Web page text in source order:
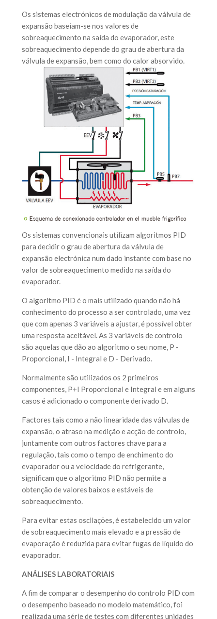
Os sistemas electrónicos de modulação da válvula de
expansão baseiam-se nos valores de
sobreaquecimento na saída do evaporador, este
sobreaquecimento depende do grau de abertura da
válvula de expansão, bem como do calor absorvido.
Os sistemas convencionais utilizam algoritmos PID
para decidir o grau de abertura da válvula de
expansão electrónica num dado instante com base no
valor de sobreaquecimento medido na saída do
evaporador.
O algoritmo PID é o mais utilizado quando não há
conhecimento do processo a ser controlado, uma vez
que com apenas 3 variáveis a ajustar, é possível obter
uma resposta aceitável. As 3 variáveis de controlo
são aquelas que dão ao algoritmo o seu nome, P -
Proporcional, I - Integral e D - Derivado.
Normalmente são utilizados os 2 primeiros
componentes, P+I Proporcional e Integral e em alguns
casos é adicionado o componente derivado D.
Factores tais como a não linearidade das válvulas de
expansão, o atraso na medição e acção de controlo,
juntamente com outros factores chave para a
regulação, tais como o tempo de enchimento do
evaporador ou a velocidade do refrigerante,
significam que o algoritmo PID não permite a
obtenção de valores baixos e estáveis de
sobreaquecimento.
Para evitar estas oscilações, é estabelecido um valor
de sobreaquecimento mais elevado e a pressão de
evaporação é reduzida para evitar fugas de líquido do
evaporador.
ANÁLISES LABORATORIAIS
A fim de comparar o desempenho do controlo PID com
o desempenho baseado no modelo matemático, foi
realizada uma série de testes com diferentes unidades